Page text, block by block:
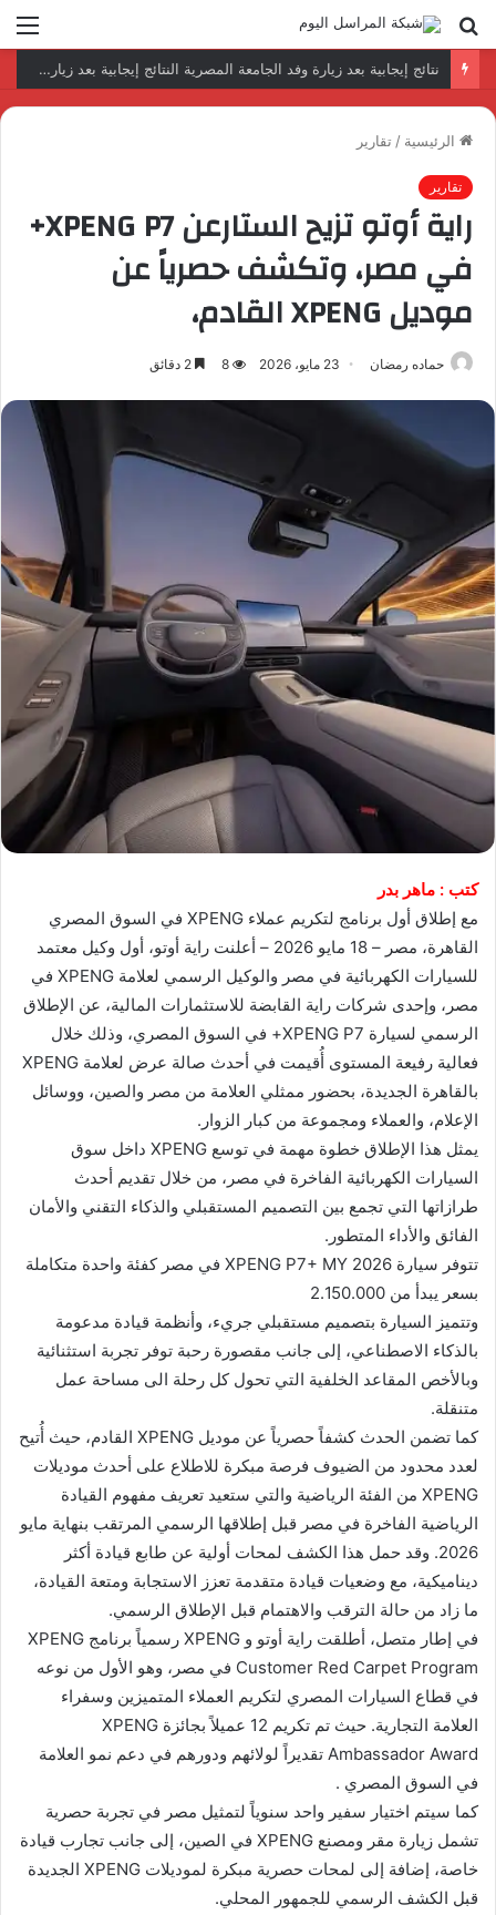
بحث
عن
رئيس المكتب التنفيذي للمجلس العربي للاختصاصات الصحية يبحث مع الأمين العام لجامعة الدول العربية تعزيز التعاون لتطوير النظم الصحية العربية
الرئيسية / تقارير
تقارير
راية أوتو تزيح الستارعن XPENG P7+
في مصر، وتكشف حصرياً عن
موديل XPENG القادم،
حماده رمضان 23 مايو، 2026 8
كتب : ماهر بدر
مع إطلاق أول برنامج لتكريم عملاء XPENG في السوق المصري
القاهرة، مصر – 18 مايو 2026 – أعلنت راية أوتو، أول وكيل معتمد
للسيارات الكهربائية في مصر والوكيل الرسمي لعلامة XPENG في
مصر، وإحدى شركات راية القابضة للاستثمارات المالية، عن الإطلاق
الرسمي لسيارة XPENG P7+ في السوق المصري، وذلك خلال
فعالية رفيعة المستوى أُقيمت في أحدث صالة عرض لعلامة XPENG
بالقاهرة الجديدة، بحضور ممثلي العلامة من مصر والصين، ووسائل
الإعلام، والعملاء ومجموعة من كبار الزوار.
يمثل هذا الإطلاق خطوة مهمة في توسع XPENG داخل سوق
السيارات الكهربائية الفاخرة في مصر، من خلال تقديم أحدث
طرازاتها التي تجمع بين التصميم المستقبلي والذكاء التقني والأمان
الفائق والأداء المتطور.
تتوفر سيارة XPENG P7+ MY 2026 في مصر كفئة واحدة متكاملة
بسعر يبدأ من 2.150.000
وتتميز السيارة بتصميم مستقبلي جريء، وأنظمة قيادة مدعومة
بالذكاء الاصطناعي، إلى جانب مقصورة رحبة توفر تجربة استثنائية
وبالأخص المقاعد الخلفية التي تحول كل رحلة الى مساحة عمل
متنقلة.
كما تضمن الحدث كشفاً حصرياً عن موديل XPENG القادم، حيث أُتيح
لعدد محدود من الضيوف فرصة مبكرة للاطلاع على أحدث موديلات
XPENG من الفئة الرياضية والتي ستعيد تعريف مفهوم القيادة
الرياضية الفاخرة في مصر قبل إطلاقها الرسمي المرتقب بنهاية مايو
2026. وقد حمل هذا الكشف لمحات أولية عن طابع قيادة أكثر
ديناميكية، مع وضعيات قيادة متقدمة تعزز الاستجابة ومتعة القيادة،
ما زاد من حالة الترقب والاهتمام قبل الإطلاق الرسمي.
في إطار متصل، أطلقت راية أوتو و XPENG رسمياً برنامج XPENG
Customer Red Carpet Program في مصر، وهو الأول من نوعه
في قطاع السيارات المصري لتكريم العملاء المتميزين وسفراء
العلامة التجارية. حيث تم تكريم 12 عميلاً بجائزة XPENG
Ambassador Award تقديراً لولائهم ودورهم في دعم نمو العلامة
في السوق المصري .
كما سيتم اختيار سفير واحد سنوياً لتمثيل مصر في تجربة حصرية
تشمل زيارة مقر ومصنع XPENG في الصين، إلى جانب تجارب قيادة
خاصة، إضافة إلى لمحات حصرية مبكرة لموديلات XPENG الجديدة
قبل الكشف الرسمي للجمهور المحلي.